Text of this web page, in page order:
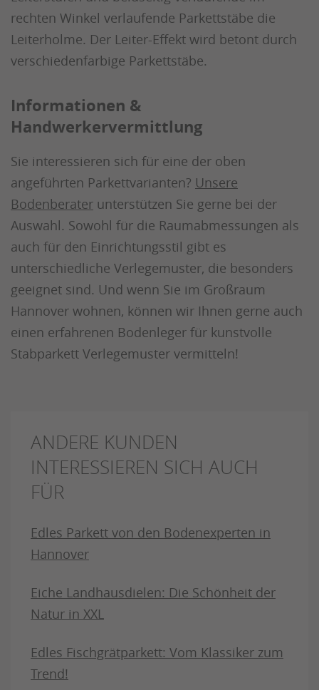
rechten Winkel verlaufende Parkettstäbe die
Leiterholme. Der Leiter-Effekt wird betont durch
verschiedenfarbige Parkettstäbe.
Informationen &
Handwerkervermittlung
Sie interessieren sich für eine der oben
angeführten Parkettvarianten? Unsere
Bodenberater unterstützen Sie gerne bei der
Auswahl. Sowohl für die Raumabmessungen als
auch für den Einrichtungsstil gibt es
unterschiedliche Verlegemuster, die besonders
geeignet sind. Und wenn Sie im Großraum
Hannover wohnen, können wir Ihnen gerne auch
einen erfahrenen Bodenleger für kunstvolle
Stabparkett Verlegemuster vermitteln!
ANDERE KUNDEN
INTERESSIEREN SICH AUCH
FÜR
Edles Parkett von den Bodenexperten in
Hannover
Eiche Landhausdielen: Die Schönheit der
Natur in XXL
Edles Fischgrätparkett: Vom Klassiker zum
Trend!